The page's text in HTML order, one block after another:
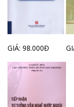
GIÁ: 98.000Đ